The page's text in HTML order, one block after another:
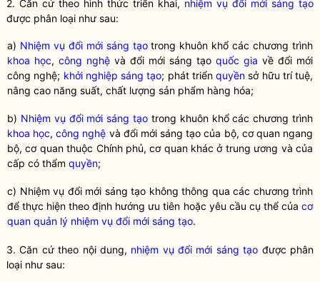
2. Căn cứ theo hình thức triển khai, nhiệm vụ đổi mới sáng tạo
được phân loại như sau:
a) Nhiệm vụ đổi mới sáng tạotrong khuôn khổ các chương trình
khoa học, công nghệ và đổi mới sáng tạo quốc gia về đổi mới
công nghệ; khởi nghiệp sáng tạo; phát triển quyền sở hữu trí tuệ,
nâng cao năng suất, chất lượng sản phẩm hàng hóa;
b) Nhiệm vụ đổi mới sáng tạo trong khuôn khổ các chương trình
khoa học,công nghệ và đổi mới sáng tạo của bộ, cơ quan ngang
bộ, cơ quan thuộc Chính phủ, cơ quan khác ở trung ương và của
cấp có thẩm quyền;
c) Nhiệm vụ đổi mới sáng tạo không thông qua các chương trình
để thực hiện theo định hướng ưu tiên hoặc yêu cầu cụ thể của cơ
quan quản lý nhiệm vụ đổi mới sáng tạo.
3. Căn cứ theo nội dung, nhiệm vụ đổi mới sáng tạo được phân
loại như sau: